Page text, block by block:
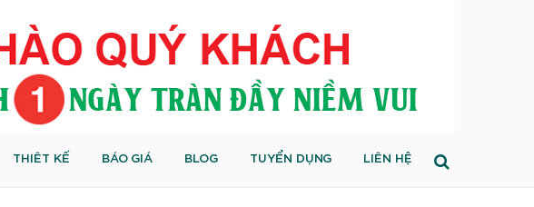
THIÊT KẾ BÁO GIÁ BLOG TUYỂN DỤNG LIÊN HỆ